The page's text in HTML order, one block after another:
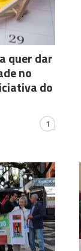
quer dar
no
do
1